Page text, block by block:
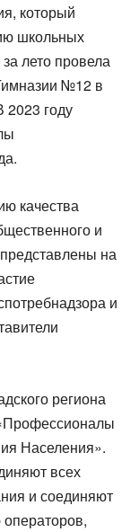
который
школьных
лето провела
№12 в
2023 году
качества
и
на
и
региона
Населения».
всех
и соединяют